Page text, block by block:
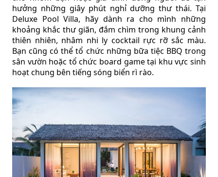
hưởng những giây phút nghỉ dưỡng thư thái. Tại
Deluxe Pool Villa, hãy dành ra cho mình những
khoảng khắc thư giãn, đắm chìm trong khung cảnh
thiên nhiên, nhâm nhi ly cocktail rực rỡ sắc màu.
Bạn cũng có thể tổ chức những bữa tiệc BBQ trong
sân vườn hoặc tổ chức board game tại khu vực sinh
hoạt chung bên tiếng sóng biển rì rào.